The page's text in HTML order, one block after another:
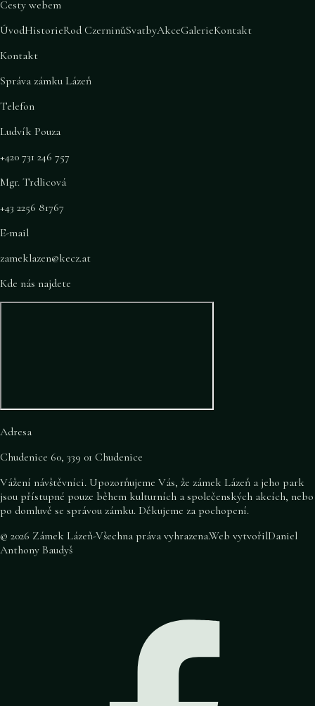
Cesty webem
ÚvodHistorieRod CzerninůSvatbyAkceGalerieKontakt
Kontakt
Správa zámku Lázeň
Telefon
Ludvík Pouza
+420 731 246 757
Mgr. Trdlicová
+43 2256 81767
E-mail
zameklazen@kecz.at
Kde nás najdete
Adresa
Chudenice 60, 339 01 Chudenice
Vážení návštěvníci. Upozorňujeme Vás, že zámek Lázeň a jeho park
jsou přístupné pouze během kulturních a společenských akcích, nebo
po domluvě se správou zámku. Děkujeme za pochopení.
© 2026 Zámek Lázeň-Všechna práva vyhrazena.Web vytvořilDaniel
Anthony Baudyš